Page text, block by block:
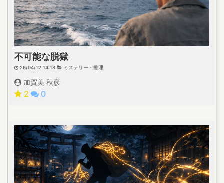
不可能な脱獄
26/04/12 14:18 ミステリー・推理
加賀美 秋彦
2 0